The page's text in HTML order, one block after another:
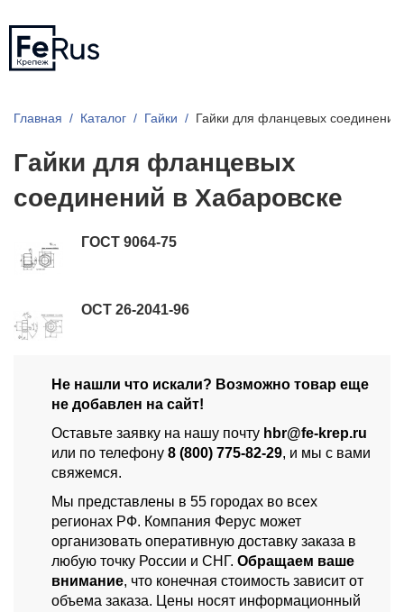
Главная Каталог Гайки Гайки для фланцевых соединений
Гайки для фланцевых
соединений в Хабаровске
ГОСТ 9064-75
ОСТ 26-2041-96
Не нашли что искали? Возможно товар еще
не добавлен на сайт!
Оставьте заявку на нашу почту hbr@fe-krep.ru
или по телефону 8 (800) 775-82-29, и мы с вами
свяжемся.
Мы представлены в 55 городах во всех
регионах РФ. Компания Ферус может
организовать оперативную доставку заказа в
любую точку России и СНГ. Обращаем ваше
внимание, что конечная стоимость зависит от
объема заказа. Цены носят информационный